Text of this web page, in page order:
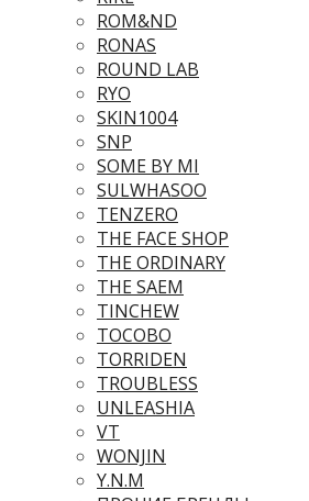
ROM&ND
RONAS
ROUND LAB
RYO
SKIN1004
SNP
SOME BY MI
SULWHASOO
TENZERO
THE FACE SHOP
THE ORDINARY
THE SAEM
TINCHEW
TOCOBO
TORRIDEN
TROUBLESS
UNLEASHIA
VT
WONJIN
Y.N.M